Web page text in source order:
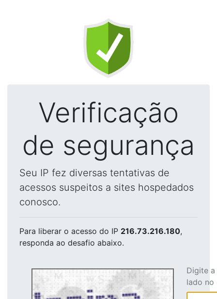
Verificação
de segurança
Seu IP fez diversas tentativas de
acessos suspeitos a sites hospedados
conosco.
Para liberar o acesso do IP 216.73.216.180,
responda ao desafio abaixo.
Digite
lado no